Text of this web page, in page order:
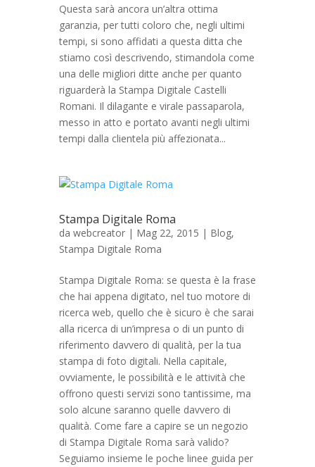
Questa sarà ancora un’altra ottima
garanzia, per tutti coloro che, negli ultimi
tempi, si sono affidati a questa ditta che
stiamo così descrivendo, stimandola come
una delle migliori ditte anche per quanto
riguarderà la Stampa Digitale Castelli
Romani. Il dilagante e virale passaparola,
messo in atto e portato avanti negli ultimi
tempi dalla clientela più affezionata...
Stampa Digitale Roma
da webcreator | Mag 22, 2015 | Blog,
Stampa Digitale Roma
Stampa Digitale Roma: se questa è la frase
che hai appena digitato, nel tuo motore di
ricerca web, quello che è sicuro è che sarai
alla ricerca di un’impresa o di un punto di
riferimento davvero di qualità, per la tua
stampa di foto digitali. Nella capitale,
ovviamente, le possibilità e le attività che
offrono questi servizi sono tantissime, ma
solo alcune saranno quelle davvero di
qualità. Come fare a capire se un negozio
di Stampa Digitale Roma sarà valido?
Seguiamo insieme le poche linee guida per